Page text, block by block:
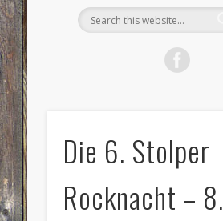
Die 6. Stolper
Rocknacht – 8.